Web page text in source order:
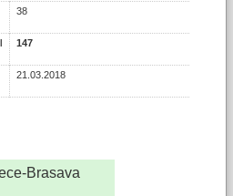
38
147
21.03.2018
Brasava